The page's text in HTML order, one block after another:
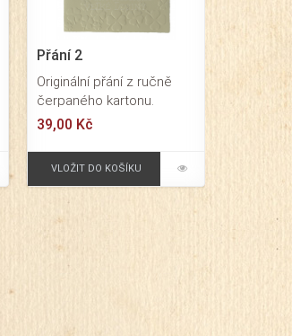
Přání 2
Originální přání z ručně
čerpaného kartonu.
Formát 150x150 mm.
čtyřlístkem je vhodné jako
blahopřání k 18.
velmi originálním dojmem.
Baleno je společně s
obálkou v průhledné
celofánové fólii.
39,00 Kč
VLOŽIT DO KOŠÍKU